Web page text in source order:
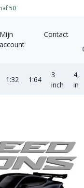
50
Mijn
account
Contact
1:32 1:64
3
inch
4,5